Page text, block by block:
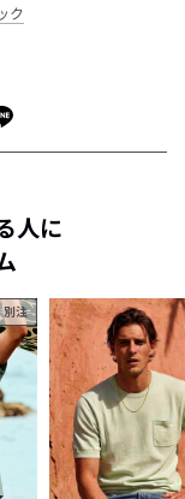
ク
人に
別注